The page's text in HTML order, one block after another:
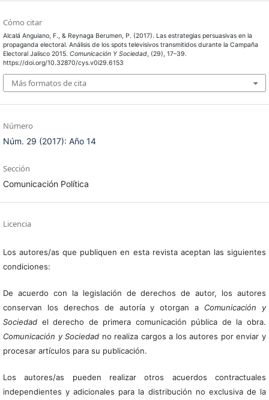
Cómo citar
Alcalá Anguiano, F., & Reynaga Berumen, P. (2017). Las estrategias persuasivas en la
propaganda electoral. Análisis de los spots televisivos transmitidos durante la Campaña
Electoral Jalisco 2015. Comunicación Y Sociedad, (29), 17–39.
https://doi.org/10.32870/cys.v0i29.6153
Más formatos de cita
Número
Núm. 29 (2017): Año 14
Sección
Comunicación Política
Licencia
Los autores/as que publiquen en esta revista aceptan las siguientes
condiciones:
De acuerdo con la legislación de derechos de autor, los autores
conservan los derechos de autoría y otorgan a Comunicación y
Sociedadel derecho de primera comunicación pública de la obra.
Comunicación y Sociedad no realiza cargos a los autores por enviar y
procesar artículos para su publicación.
Los autores/as pueden realizar otros acuerdos contractuales
independientes y adicionales para la distribución no exclusiva de la